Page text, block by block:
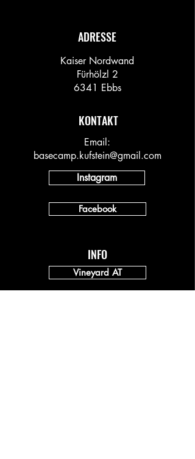
ADRESSE
Kaiser Nordwand
Fürhölzl 2
6341 Ebbs
KONTAKT
Email:
basecamp.kufstein@gmail.com
Instagram
Facebook
INFO
Vineyard AT